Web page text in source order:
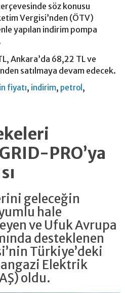
söz konusu
Vergisi’nden (ÖTV)
yapılan indirim pompa
Ankara’da 68,22 TL ve
satılmaya devam edecek.
fiyatı, indirim, petrol ,
PRO’ya
geleceğin
hale
ve Ufuk Avrupa
desteklenen
Türkiye’deki
Elektrik
oldu.